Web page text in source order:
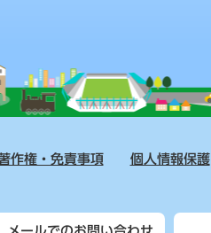
作権・免責事項 個人情報保護